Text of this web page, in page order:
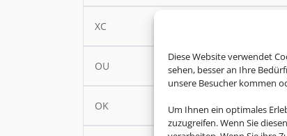
Diese Website verwendet
sehen, besser an Ihre
unsere Besucher kommen
Um Ihnen ein optimales
zuzugreifen. Wenn Sie
XC
OU Croatia
OK Czech